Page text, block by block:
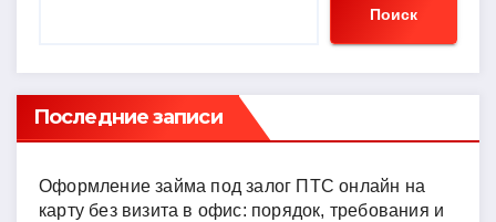
Поиск
Последние записи
Оформление займа под залог ПТС онлайн на
карту без визита в офис: порядок, требования и